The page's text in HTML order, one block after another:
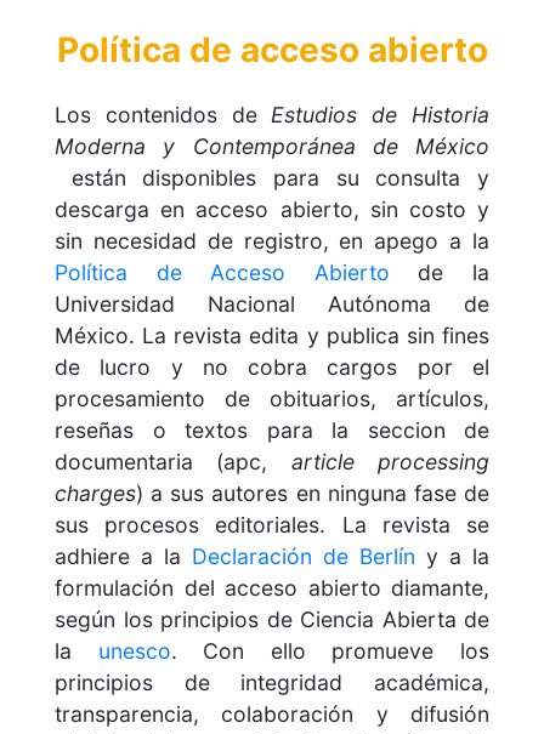
Política de acceso abierto
Los contenidos deEstudios de Historia
Moderna y Contemporánea de México
están disponibles para su consulta y
descarga en acceso abierto, sin costo y
sin necesidad de registro, en apego a la
Política de Acceso Abierto de la
Universidad Nacional Autónoma de
México. La revista edita y publica sin fines
de lucro y no cobra cargos por el
procesamiento de obituarios, artículos,
reseñas o textos para la seccion de
documentaria (apc, article processing
charges) a sus autores en ninguna fase de
sus procesos editoriales. La revista se
adhiere a la Declaración de Berlín y a la
formulación del acceso abierto diamante,
según los principios de Ciencia Abierta de
la unesco. Con ello promueve los
principios de integridad académica,
transparencia, colaboración y difusión